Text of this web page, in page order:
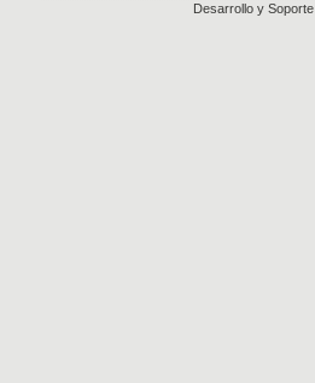
Desarrollo y Soporte